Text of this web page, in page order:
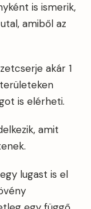
is ismerik,
amiből az
akár 1
is elérheti.
amit
lugast is el